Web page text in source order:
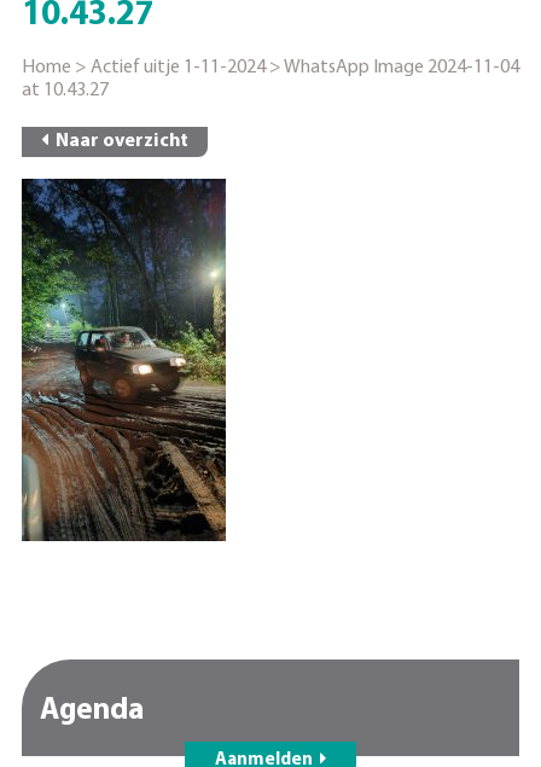
10.43.27
Home > Actief uitje 1-11-2024>WhatsApp Image 2024-11-04
at 10.43.27
Naar overzicht
Agenda
Aanmelden